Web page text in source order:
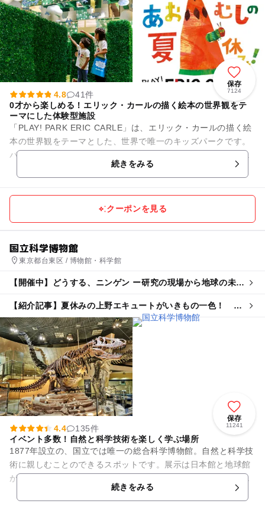
保存
7124
4.8
41件
0才から楽しめる！エリック・カールの描く絵本の世界観をテ
ーマにした体験型施設
「PLAY! PARK ERIC CARLE」は、エリック・カールの描く絵
本の世界観をテーマとした、世界で唯一のキッズパークです。
パーク内にはエリック・カール作品の特徴でもある、カラフル
続きをみる
クーポンを見る
国立科学博物館
東京都台東区 / 博物館・科学館
【開催中】どうする、ニンゲン ー研究の現場から地球の未来
【紹介記事】夏休みの上野エキュートがいきもの一色！ 限
定グルメ＆昆虫食ワークショップも登場
保存
11241
4.4
135件
イベント多数！自然と科学技術を楽しく学ぶ場所
1877年設立の、国立では唯一の総合科学博物館。自然と科学技
術に親しむことのできるスポットです。展示は日本館と地球館
があり、それぞれ自然と生き物の歩みが詳しく紹介されていま
す。物理や化学の実験、...続きをみる